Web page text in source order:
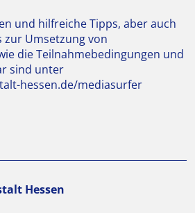
und hilfreiche Tipps, aber auch
Umsetzung von
die Teilnahmebedingungen und
sind unter
hessen.de/mediasurfer
Hessen